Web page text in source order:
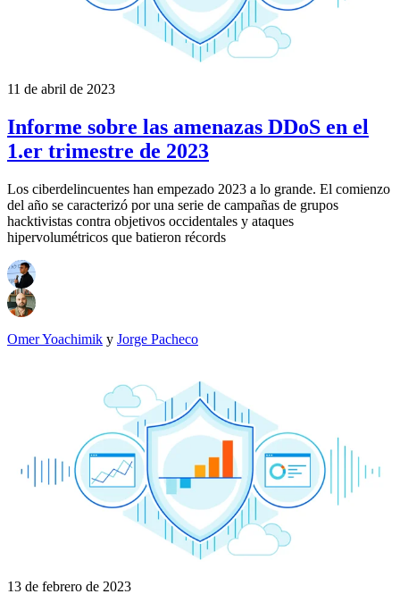
11 de abril de 2023
Informe sobre las amenazas DDoS en el
1.er trimestre de 2023
Los ciberdelincuentes han empezado 2023 a lo grande. El comienzo
del año se caracterizó por una serie de campañas de grupos
hacktivistas contra objetivos occidentales y ataques
hipervolumétricos que batieron récords
Omer Yoachimik y Jorge Pacheco
13 de febrero de 2023